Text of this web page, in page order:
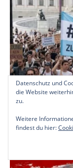
Datenschutz und
die Website
zu.
Weitere
findest du hier: